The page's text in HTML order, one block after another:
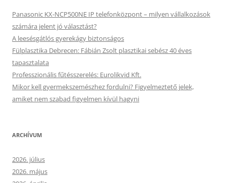
Panasonic KX-NCP500NE IP telefonközpont – milyen vállalkozások
számára jelent jó választást?
A leesésgátlós gyerekágy biztonságos
Fülplasztika Debrecen: Fábián Zsolt plasztikai sebész 40 éves
tapasztalata
Professzionális fűtésszerelés: Eurolikvid Kft.
Mikor kell gyermekszemészhez fordulni? Figyelmeztető jelek,
amiket nem szabad figyelmen kívül hagyni
ARCHÍVUM
2026. július
2026. május